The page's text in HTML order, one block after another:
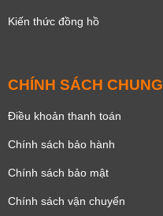
Kiến thức đồng hồ
CHÍNH SÁCH CHUNG
Điều khoản thanh toán
Chính sách bảo hành
Chính sách bảo mật
Chính sách vận chuyển